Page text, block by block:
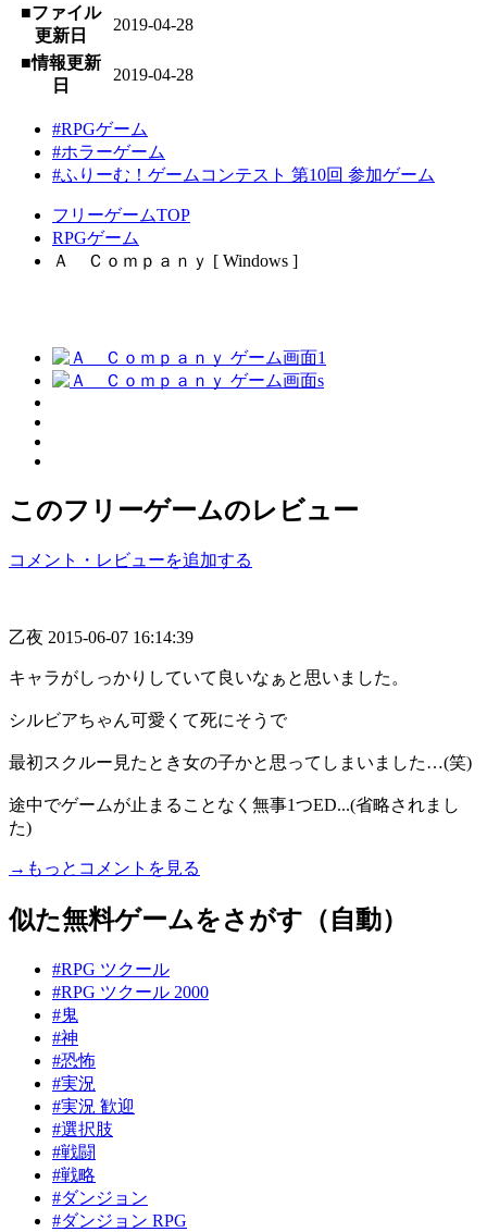
■ファイル
更新日
2019-04-28
■情報更新
日
2019-04-28
#RPGゲーム
#ホラーゲーム
#ふりーむ！ゲームコンテスト 第10回 参加ゲーム
フリーゲームTOP
RPGゲーム
Ａ Ｃｏｍｐａｎｙ [ Windows ]
このフリーゲームのレビュー
コメント・レビューを追加する
乙夜 2015-06-07 16:14:39
キャラがしっかりしていて良いなぁと思いました。
シルビアちゃん可愛くて死にそうで
最初スクルー見たとき女の子かと思ってしまいました…(笑)
途中でゲームが止まることなく無事1つED...(省略されまし
た)
→もっとコメントを見る
似た無料ゲームをさがす（自動）
#RPG ツクール
#RPG ツクール 2000
#鬼
#神
#恐怖
#実況
#実況 歓迎
#選択肢
#戦闘
#戦略
#ダンジョン
#ダンジョン RPG